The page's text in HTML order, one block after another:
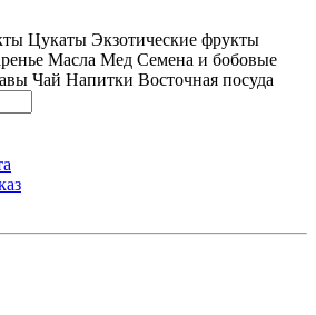
Цукаты Экзотические фрукты
Масла Мед Семена и бобовые
Чай Напитки Восточная посуда